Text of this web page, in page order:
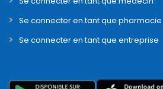
Se connecter en tant que pharmacie
Se connecter en tant que entreprise